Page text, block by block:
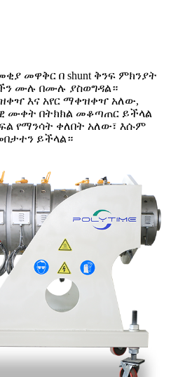
መዋቅር በ shunt ቅንፍ ምክንያት
ሙሉ በሙሉ ያስወግዳል።
እና አየር ማቀዝቀዣ አለው,
ሙቀት በትክክል መቆጣጠር ይችላል
የማንሳት ቀለበት አለው፣ እሱም
ይችላል።